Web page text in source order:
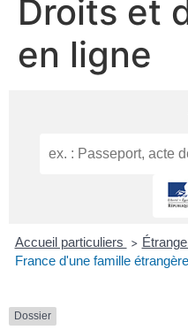
Droits et
en ligne
Accueil particuliers >
France d'une famille étrangère
Dossier